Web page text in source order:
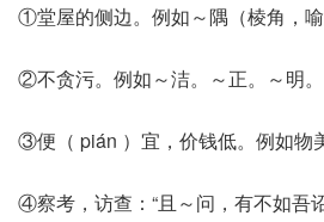
①堂屋的侧边。例如～隅（棱角，喻
②不贪污。例如～洁。～正。～明。
③便（ pián ）宜，价钱低。例如物
④察考，访查：“且～问，有不如吾